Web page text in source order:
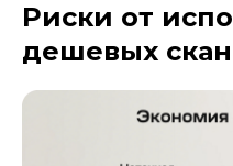
Риски от
дешевых